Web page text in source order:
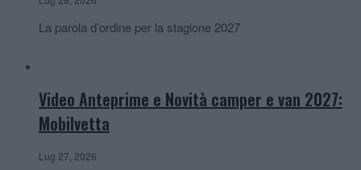
La parola d’ordine per la stagione 2027
Video Anteprime e Novità camper e van 2027:
Mobilvetta
Lug 27, 2026